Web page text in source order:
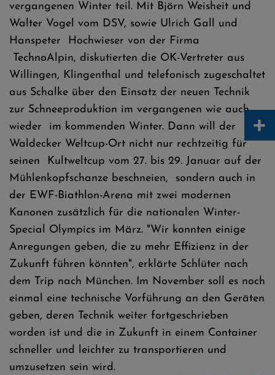
vergangenen Winter teil. Mit Björn Weisheit und
Walter Vogel vom DSV, sowie Ulrich Gall und
Hanspeter Hochwieser von der Firma
TechnoAlpin, diskutierten die OK-Vertreter aus
Willingen, Klingenthal und telefonisch zugeschaltet
aus Schalke über den Einsatz der neuen Technik
zur Schneeproduktion im vergangenen wie auch
wieder im kommenden Winter. Dann will der
Waldecker Weltcup-Ort nicht nur rechtzeitig für
seinen Kultweltcup vom 27. bis 29. Januar auf der
Mühlenkopfschanze beschneien, sondern auch in
der EWF-Biathlon-Arena mit zwei modernen
Kanonen zusätzlich für die nationalen Winter-
Special Olympics im März. "Wir konnten einige
Anregungen geben, die zu mehr Effizienz in der
Zukunft führen könnten", erklärte Schlüter nach
dem Trip nach München. Im November soll es noch
einmal eine technische Vorführung an den Geräten
geben, deren Technik weiter fortgeschrieben
worden ist und die in Zukunft in einem Container
schneller und leichter zu transportieren und
umzusetzen sein wird.
+